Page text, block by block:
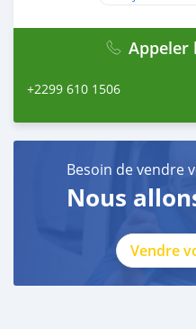
Appeler
+2299 610 1506
Besoin de vendre
Nous
Vendre